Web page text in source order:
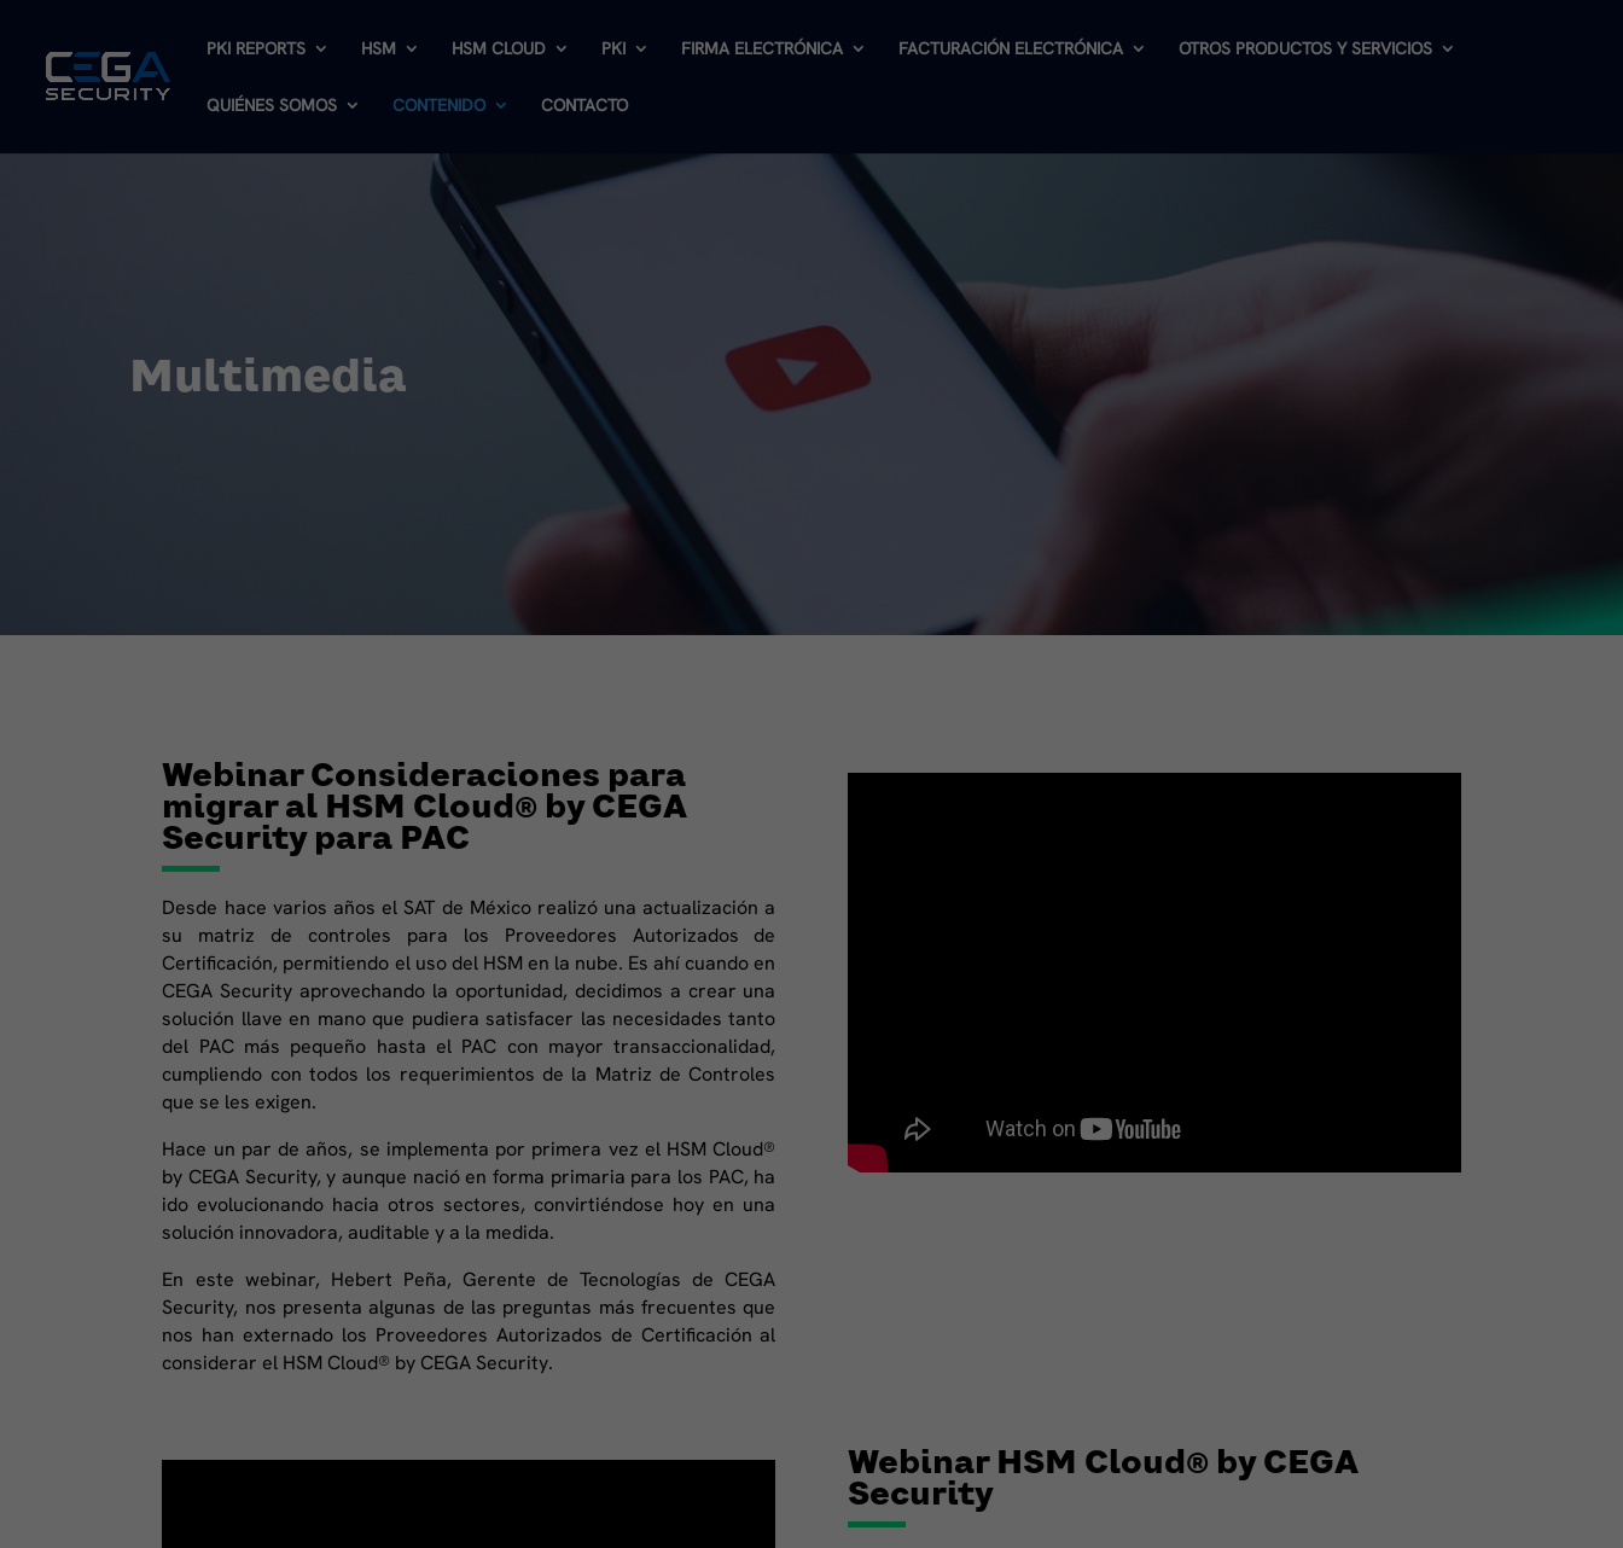
PKI REPORTS HSM HSM CLOUD PKI FIRMA ELECTRÓNICA FACTURACIÓN ELECTRÓNICA OTROS PRODUCTOS Y SERVICIOS
QUIÉNES SOMOS CONTENIDO CONTACTO
Multimedia
Webinar Consideraciones para
migrar al HSM Cloud® by CEGA
Security para PAC
Desde hace varios años el SAT de México realizó una actualización a
su matriz de controles para los Proveedores Autorizados de
Certificación, permitiendo el uso del HSM en la nube. Es ahí cuando en
CEGA Security aprovechando la oportunidad, decidimos a crear una
solución llave en mano que pudiera satisfacer las necesidades tanto
del PAC más pequeño hasta el PAC con mayor transaccionalidad,
cumpliendo con todos los requerimientos de la Matriz de Controles
que se les exigen.
Hace un par de años, se implementa por primera vez el HSM Cloud®
by CEGA Security, y aunque nació en forma primaria para los PAC, ha
ido evolucionando hacia otros sectores, convirtiéndose hoy en una
solución innovadora, auditable y a la medida.
En este webinar, Hebert Peña, Gerente de Tecnologías de CEGA
Security, nos presenta algunas de las preguntas más frecuentes que
nos han externado los Proveedores Autorizados de Certificación al
considerar el HSM Cloud® by CEGA Security.
Webinar HSM Cloud® by CEGA
Security